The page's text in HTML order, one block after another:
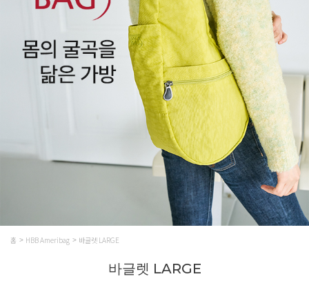
홈 HBB Ameribag 바글렛 LARGE
바글렛 LARGE